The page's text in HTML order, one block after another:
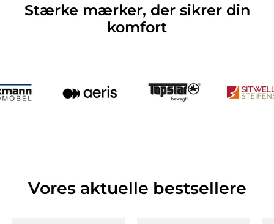
Stærke mærker, der sikrer din
komfort
Vores aktuelle bestsellere